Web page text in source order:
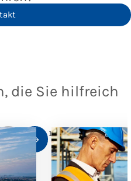
die Sie hilfreich
1/10